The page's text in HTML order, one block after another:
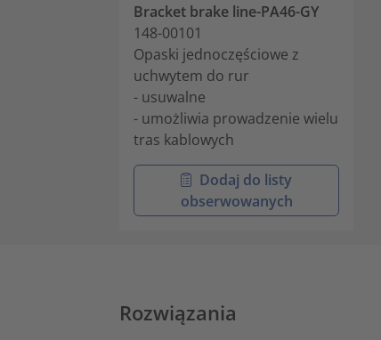
Bracket brake line-PA46-GY
148-00101
Opaski jednoczęściowe z
uchwytem do rur
- usuwalne
- umożliwia prowadzenie wielu
tras kablowych
Dodaj do listy
obserwowanych
Rozwiązania